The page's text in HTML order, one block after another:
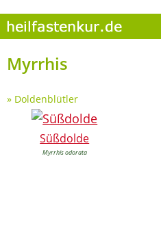
Myrrhis
» Doldenblütler
Süßdolde
Myrrhis odorata